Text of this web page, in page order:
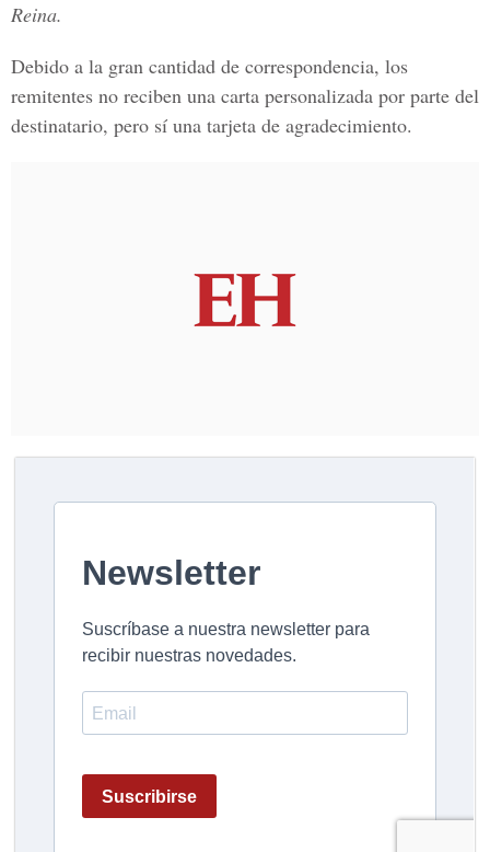
Reina.
Debido a la gran cantidad de correspondencia, los
remitentes no reciben una carta personalizada por parte del
destinatario, pero sí una tarjeta de agradecimiento.